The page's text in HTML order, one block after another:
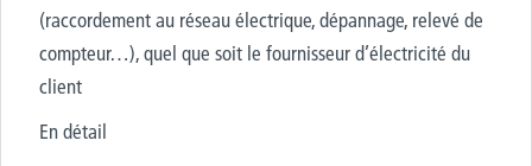
(raccordement au réseau électrique, dépannage, relevé de
compteur…), quel que soit le fournisseur d’électricité du
client
En détail